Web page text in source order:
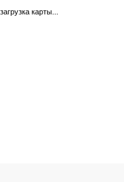
загрузка карты...